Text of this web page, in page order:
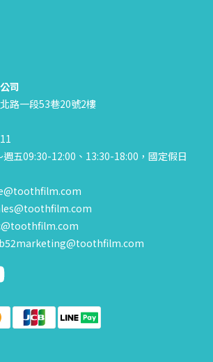
司
路一段53巷20號2樓
五09:30-12:00、13:30-18:00，國定假日